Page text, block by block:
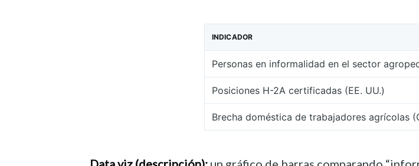
INDICADOR
Personas en informalidad en el sector
Posiciones H-2A certificadas (EE. UU.)
Brecha doméstica de trabajadores agrícolas